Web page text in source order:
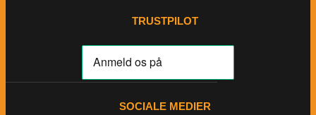
TRUSTPILOT
SOCIALE MEDIER